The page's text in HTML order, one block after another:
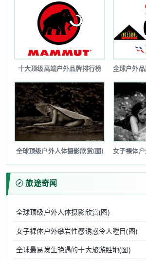
十大顶级高端户外品牌排行榜
全球顶级户外人体摄影欣赏(图)
旅途奇闻
全球顶级户外人体摄影欣赏(图)
女子裸体户外攀岩性感诱惑令人瞠目(图)
全球最易发生艳遇的十大旅游胜地(图)